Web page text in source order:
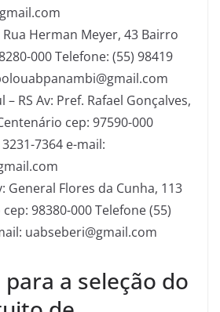
Rua Herman Meyer, 43 Bairro
000 Telefone: (55) 98419
– RS Av: Pref. Rafael Gonçalves,
cep: 97590-000
7364 e-mail:
General Flores da Cunha, 113
98380-000 Telefone (55)
uabseberi@gmail.com
a seleção do